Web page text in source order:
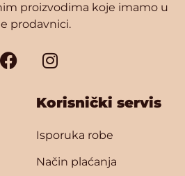
proizvodima koje imamo u
prodavnici.
Korisnički servis
Isporuka robe
Način plaćanja